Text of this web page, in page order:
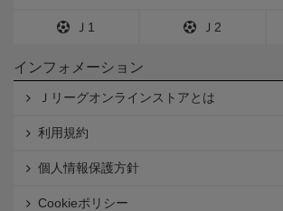
Ｊ1 Ｊ2
インフォメーション
Ｊリーグオンラインストアとは
利用規約
個人情報保護方針
Cookieポリシー